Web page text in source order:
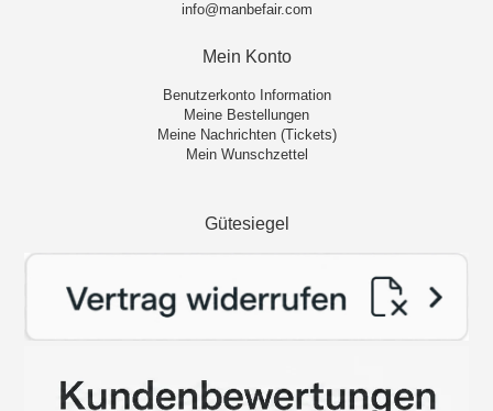
info@manbefair.com
Mein Konto
Benutzerkonto Information
Meine Bestellungen
Meine Nachrichten (Tickets)
Mein Wunschzettel
Gütesiegel